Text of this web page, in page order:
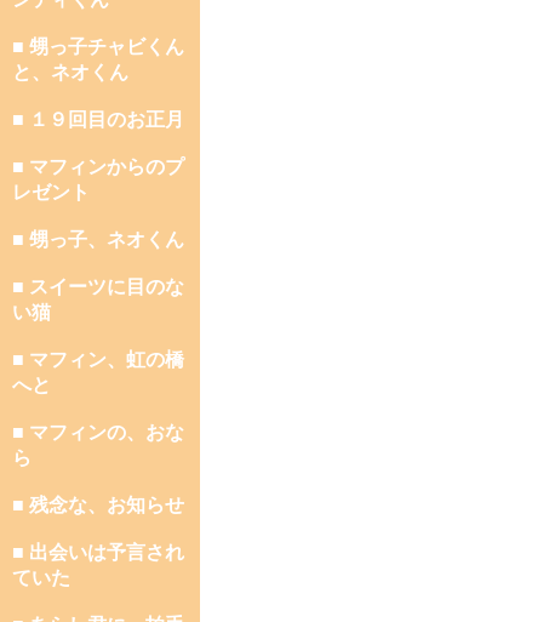
■ 甥っ子チャビくん
と、ネオくん
■ １９回目のお正月
■ マフィンからのプ
レゼント
■ 甥っ子、ネオくん
■ スイーツに目のな
い猫
■ マフィン、虹の橋
へと
■ マフィンの、おな
ら
■ 残念な、お知らせ
■ 出会いは予言され
ていた